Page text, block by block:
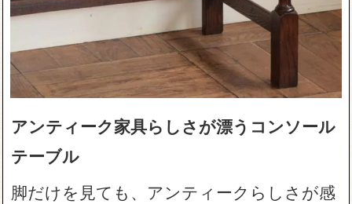
アンティーク家具らしさが漂うコンソール
テーブル
脚だけを見ても、アンティークらしさが感